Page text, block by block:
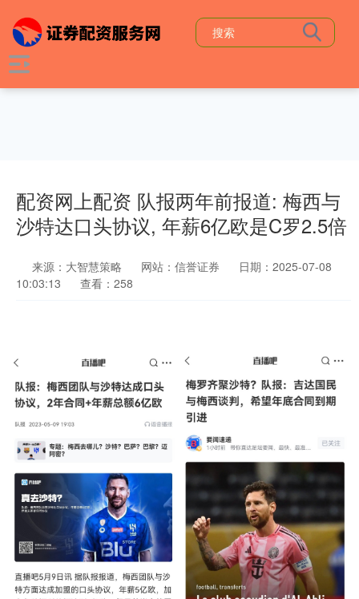
配资网上配资 队报两年前报道: 梅西与
沙特达口头协议, 年薪6亿欧是C罗2.5倍
来源：大智慧策略 网站：信誉证券
日期：2025-07-08
10:03:13
查看：258